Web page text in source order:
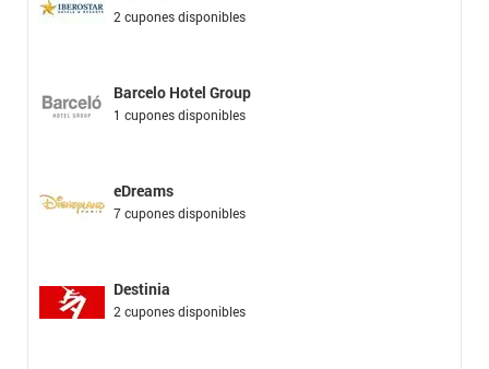
2 cupones disponibles
Barcelo Hotel Group
1 cupones disponibles
eDreams
7 cupones disponibles
Destinia
2 cupones disponibles